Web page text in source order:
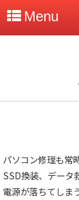
Menu
パソコン修理も常
SSD換装、データ
電源が落ちてしま